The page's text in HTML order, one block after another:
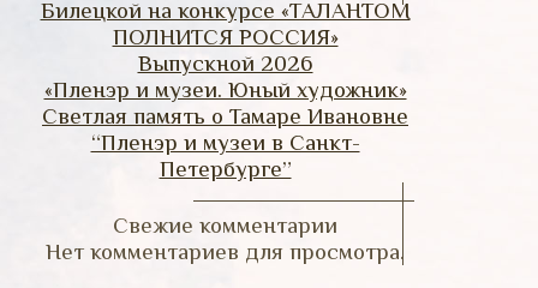
Билецкой на конкурсе «ТАЛАНТОМ
ПОЛНИТСЯ РОССИЯ»
Выпускной 2026
«Пленэр и музеи. Юный художник»
Светлая память о Тамаре Ивановне
“Пленэр и музеи в Санкт-
Петербурге”
Свежие комментарии
Нет комментариев для просмотра.